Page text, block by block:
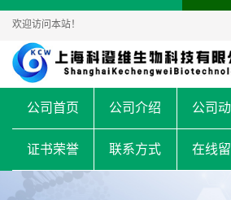
欢迎访问本站！
公司首页 公司介绍 公司
证书荣誉 联系方式 在线